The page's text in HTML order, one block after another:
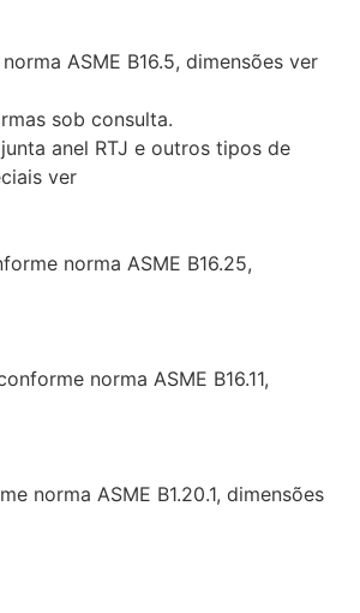
ASME B16.5, dimensões ver
sob consulta.
anel RTJ e outros tipos de
ver
norma ASME B16.25,
norma ASME B16.11,
norma ASME B1.20.1, dimensões